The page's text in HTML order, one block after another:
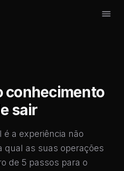
conhecimento
sair
a experiência não
qual as suas operações
de 5 passos para o